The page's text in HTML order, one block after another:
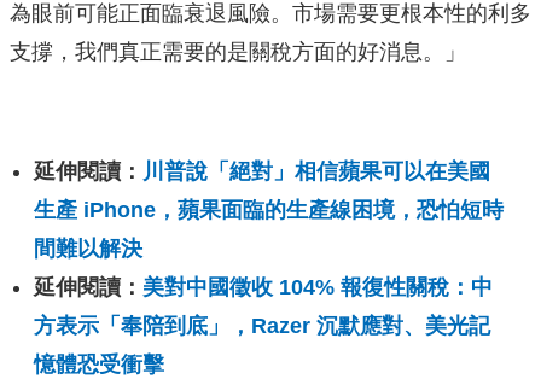
為眼前可能正面臨衰退風險。市場需要更根本性的利多
支撐，我們真正需要的是關稅方面的好消息。」
延伸閱讀： 川普說「絕對」相信蘋果可以在美國
生產 iPhone，蘋果面臨的生產線困境，恐怕短時
間難以解決
延伸閱讀： 美對中國徵收 104% 報復性關稅：中
方表示「奉陪到底」，Razer 沉默應對、美光記
憶體恐受衝擊